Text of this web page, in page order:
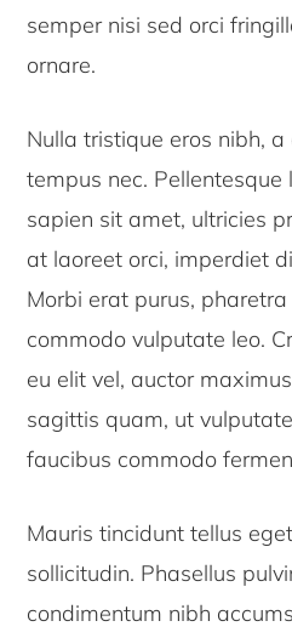
semper nisi sed orci
ornare.
Nulla tristique eros nibh,
tempus nec.
sapien sit amet, ultricies
at laoreet orci, imperdiet
Morbi erat purus,
commodo vulputate leo.
eu elit vel, auctor
sagittis quam, ut
faucibus commodo
Mauris tincidunt tellus
sollicitudin. Phasellus
condimentum nibh